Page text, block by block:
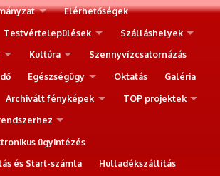
Elérhetőségek
Testvértelepülések
Szálláshelyek
Kultúra
Szennyvízcsatornázás
Egészségügy Oktatás
Galéria
Archivált fényképek
TOP projektek
ügyintézés
és Start-számla
Hulladékszállítás